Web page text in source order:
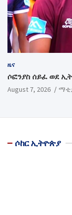
ዜና
ሶፎንያስ ሰይፈ ወደ
August 7, 2026
ሶከር ኢትዮጵያ